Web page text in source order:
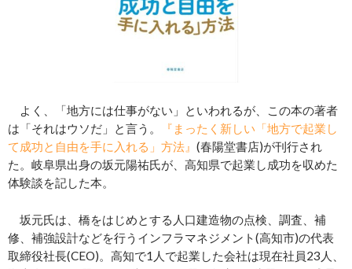
よく、「地方には仕事がない」といわれるが、この本の著者
は「それはウソだ」と言う。
『まったく新しい「地方で起業し
て成功と自由を手に入れる」方法』 (春陽堂書店)が刊行され
た。岐阜県出身の坂元陽祐氏が、高知県で起業し成功を収めた
体験談を記した本。
坂元氏は、橋をはじめとする人口建造物の点検、調査、補
修、補強設計などを行うインフラマネジメント(高知市)の代表
取締役社長(CEO)。高知で1人で起業した会社は現在社員23人、